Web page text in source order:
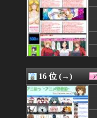
16 位 (→)